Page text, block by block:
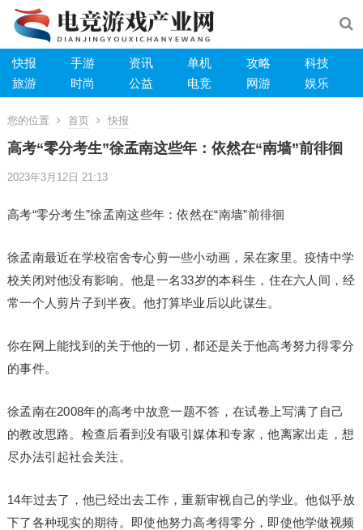
快报 手游 资讯 单机 攻略
科技
旅游
时尚 公益 电竞 网游 娱乐
您的位置 首页 快报
高考“零分考生”徐孟南这些年：依然在“南墙”前徘徊
2023年3月12日 21:13
高考“零分考生”徐孟南这些年：依然在“南墙”前徘徊
徐孟南最近在学校宿舍专心剪一些小动画，呆在家里。疫情中学
校关闭对他没有影响。他是一名33岁的本科生，住在六人间，经
常一个人剪片子到半夜。他打算毕业后以此谋生。
你在网上能找到的关于他的一切，都还是关于他高考努力得零分
的事件。
徐孟南在2008年的高考中故意一题不答，在试卷上写满了自己
的教改思路。检查后看到没有吸引媒体和专家，他离家出走，想
尽办法引起社会关注。
14年过去了，他已经出去工作，重新审视自己的学业。他似乎放
下了各种现实的期待。即使他努力高考得零分，即使他学做视频